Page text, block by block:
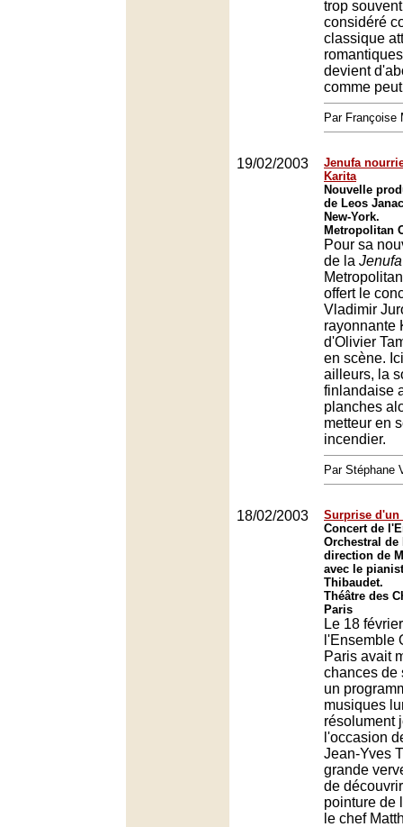
trop
considéré
classique
devient
comme
Par Françoise
19/02/2003
Jenufa
Karita
Nouvelle
de Leos
New-York.
Metropolitan
Pour sa
de la Jenufa
offert le
Vladimir
rayonnante
d'Olivier
en scène.
ailleurs, la
finlandaise
planches
metteur en
incendier.
Par Stéphane
18/02/2003
Surprise d'un
Concert de
Orchestral
direction de
avec le
Thibaudet.
Théâtre des
Paris
Le 18
l'Ensemble
Paris avait
chances de
un
musiques
résolument
l'occasion
Jean-Yves
grande
de
pointure de
le chef